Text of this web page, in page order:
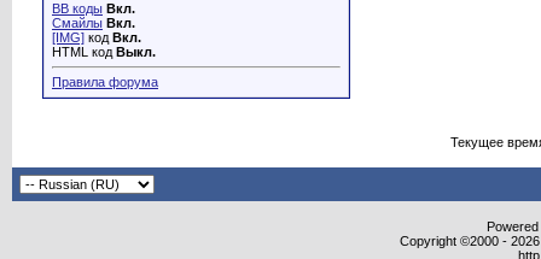
BB коды Вкл.
Смайлы Вкл.
[IMG] код Вкл.
HTML код Выкл.
Правила форума
Текущее
Copyright ©2000 -